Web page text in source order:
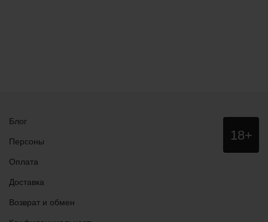
Блог
Персоны
Оплата
Доставка
Возврат и обмен
18+
сайт НЕ
для